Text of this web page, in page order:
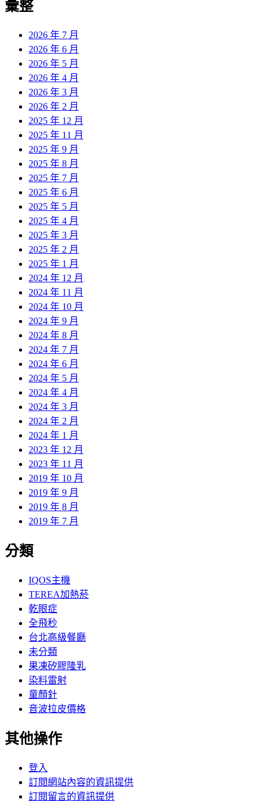
彙整
2026 年 7 月
2026 年 6 月
2026 年 5 月
2026 年 4 月
2026 年 3 月
2026 年 2 月
2025 年 12 月
2025 年 11 月
2025 年 9 月
2025 年 8 月
2025 年 7 月
2025 年 6 月
2025 年 5 月
2025 年 4 月
2025 年 3 月
2025 年 2 月
2025 年 1 月
2024 年 12 月
2024 年 11 月
2024 年 10 月
2024 年 9 月
2024 年 8 月
2024 年 7 月
2024 年 6 月
2024 年 5 月
2024 年 4 月
2024 年 3 月
2024 年 2 月
2024 年 1 月
2023 年 12 月
2023 年 11 月
2019 年 10 月
2019 年 9 月
2019 年 8 月
2019 年 7 月
分類
IQOS主機
TEREA加熱菸
乾眼症
全飛秒
台北高級餐廳
未分類
果凍矽膠隆乳
染料雷射
童顏針
音波拉皮價格
其他操作
登入
訂閱網站內容的資訊提供
訂閱留言的資訊提供